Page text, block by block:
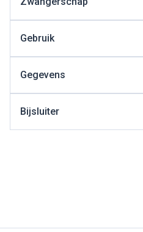
Gebruik
Gegevens
Bijsluiter